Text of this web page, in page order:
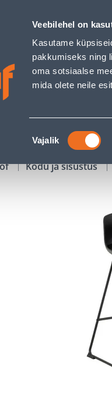
Veebilehel on
Kasutame
pakkumiseks ning
oma sotsiaalse
mida olete neile
Nõusoleku
valik
Vajalik
- Bauhof has loaded
Äriklienditeenindus
Kodu ja sisustus